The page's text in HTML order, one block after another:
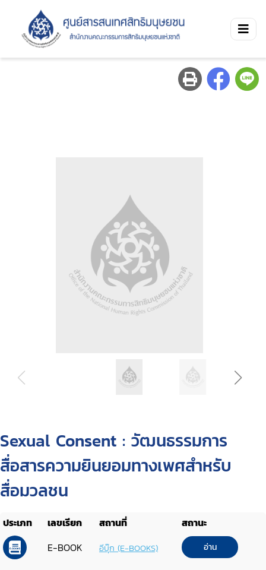
Sexual Consent : วัฒนธรรมการ
สื่อสารความยินยอมทางเพศสำหรับ
สื่อมวลชน
ประเภท เลขเรียก สถานที่
สถานะ
E-BOOK
อีบุ๊ก (E-BOOKS) อ่าน